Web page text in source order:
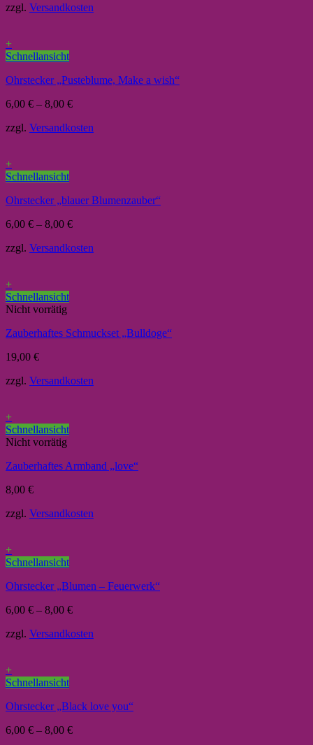
zzgl. Versandkosten
+
Schnellansicht
Ohrstecker „Pusteblume, Make a wish“
6,00 € – 8,00 €
zzgl. Versandkosten
+
Schnellansicht
Ohrstecker „blauer Blumenzauber“
6,00 € – 8,00 €
zzgl. Versandkosten
+
Schnellansicht
Nicht vorrätig
Zauberhaftes Schmuckset „Bulldoge“
19,00 €
zzgl. Versandkosten
+
Schnellansicht
Nicht vorrätig
Zauberhaftes Armband „love“
8,00 €
zzgl. Versandkosten
+
Schnellansicht
Ohrstecker „Blumen – Feuerwerk“
6,00 € – 8,00 €
zzgl. Versandkosten
+
Schnellansicht
Ohrstecker „Black love you“
6,00 € – 8,00 €